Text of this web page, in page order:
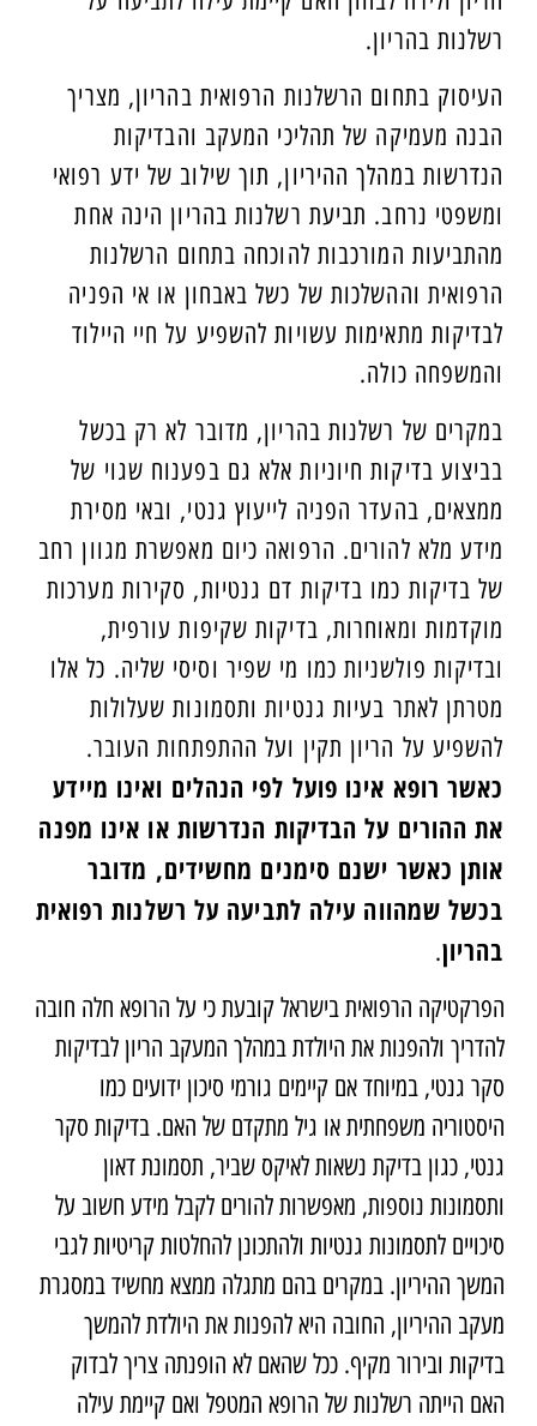
רשלנות בהריון.
העיסוק בתחום הרשלנות הרפואית בהריון, מצריך
הבנה מעמיקה של תהליכי המעקב והבדיקות
הנדרשות במהלך ההיריון, תוך שילוב של ידע רפואי
ומשפטי נרחב. תביעת רשלנות בהריון הינה אחת
מהתביעות המורכבות להוכחה בתחום הרשלנות
הרפואית וההשלכות של כשל באבחון או אי הפניה
לבדיקות מתאימות עשויות להשפיע על חיי היילוד
והמשפחה כולה.
במקרים של רשלנות בהריון, מדובר לא רק בכשל
בביצוע בדיקות חיוניות אלא גם בפענוח שגוי של
ממצאים, בהעדר הפניה לייעוץ גנטי, ובאי מסירת
מידע מלא להורים. הרפואה כיום מאפשרת מגוון רחב
של בדיקות כמו בדיקות דם גנטיות, סקירות מערכות
מוקדמות ומאוחרות, בדיקות שקיפות עורפית,
ובדיקות פולשניות כמו מי שפיר וסיסי שליה. כל אלו
מטרתן לאתר בעיות גנטיות ותסמונות שעלולות
להשפיע על הריון תקין ועל ההתפתחות העובר.
כאשר רופא אינו פועל לפי הנהלים ואינו מיידע
את ההורים על הבדיקות הנדרשות או אינו מפנה
אותן כאשר ישנם סימנים מחשידים, מדובר
בכשל שמהווה עילה לתביעה על רשלנות רפואית
בהריון.
הפרקטיקה הרפואית בישראל קובעת כי על הרופא חלה חובה
להדריך ולהפנות את היולדת במהלך המעקב הריון לבדיקות
סקר גנטי, במיוחד אם קיימים גורמי סיכון ידועים כמו
היסטוריה משפחתית או גיל מתקדם של האם. בדיקות סקר
גנטי, כגון בדיקת נשאות לאיקס שביר, תסמונת דאון
ותסמונות נוספות, מאפשרות להורים לקבל מידע חשוב על
סיכויים לתסמונות גנטיות ולהתכונן להחלטות קריטיות לגבי
המשך ההיריון. במקרים בהם מתגלה ממצא מחשיד במסגרת
מעקב ההיריון, החובה היא להפנות את היולדת להמשך
בדיקות ובירור מקיף. ככל שהאם לא הופנתה צריך לבדוק
האם הייתה רשלנות של הרופא המטפל ואם קיימת עילה